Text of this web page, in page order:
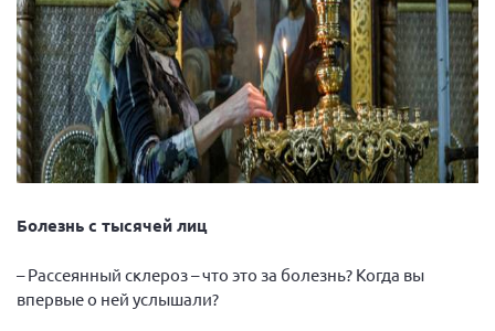
г. Севастополь
Самарская область СОРС
Самарская область ПРИЗМА
Самарская область СГОРС
Свердловская область
Ставропольский край
Сахалинская область
Томская область
Болезнь с тысячей лиц
– Рассеянный склероз – что это за болезнь? Когда вы
впервые о ней услышали?